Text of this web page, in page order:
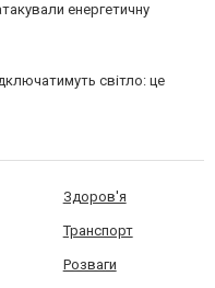
енергетичну
світло: це
Здоров'я
Транспорт
Розваги